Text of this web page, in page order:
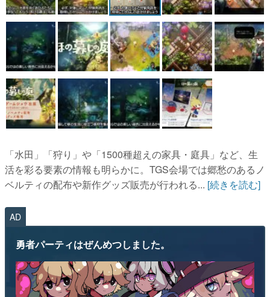
その他
電ファミニコゲーマーとは？
運営：株式会社マレ
「水田」「狩り」や「1500種超えの家具・庭具」など、生
活を彩る要素の情報も明らかに。TGS会場では郷愁のあるノ
ベルティの配布や新作グッズ販売が行われる... [続きを読む]
AD
勇者パーティはぜんめつしました。